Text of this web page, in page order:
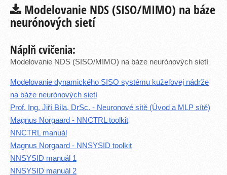
Modelovanie NDS (SISO/MIMO) na báze
neurónových sietí
Náplň cvičenia:
Modelovanie NDS (SISO/MIMO) na báze neurónových sietí
Modelovanie dynamického SISO systému kužeľovej nádrže
na báze neurónových sietí
Prof. Ing. Jiří Bíla, DrSc. - Neuronové sítě (Úvod a MLP sítě)
Magnus Norgaard - NNCTRL toolkit
NNCTRL manuál
Magnus Norgaard - NNSYSID toolkit
NNSYSID manuál 1
NNSYSID manuál 2